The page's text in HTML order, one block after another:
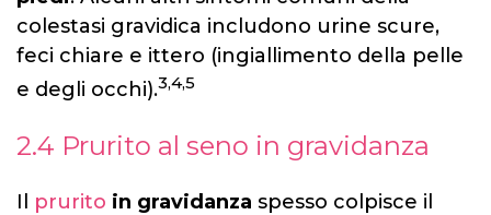
colestasi gravidica includono urine scure,
feci chiare e ittero (ingiallimento della pelle
e degli occhi).3,4,5
2.4 Prurito al seno in gravidanza
Il prurito in gravidanza spesso colpisce il